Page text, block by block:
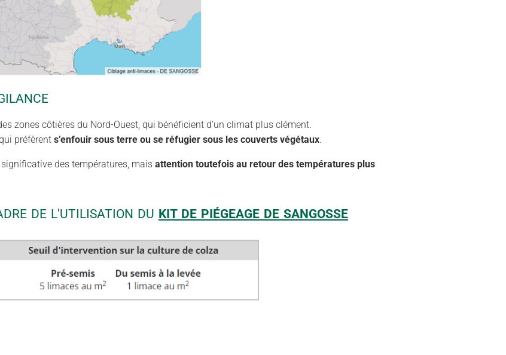
zones côtières du Nord-Ouest, qui bénéficient d’un climat plus clément.
préfèrent s’enfouir sous terre ou se réfugier sous les couverts végétaux.
des températures, mais attention toutefois au retour des températures plus
DE L'UTILISATION DU KIT DE PIÉGEAGE DE SANGOSSE